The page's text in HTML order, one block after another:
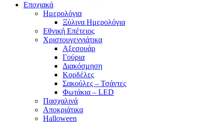
Εποχιακά
Ημερολόγια
Ξύλινα Ημερολόγια
Εθνική Επέτειος
Χριστουγεννιάτικα
Αξεσουάρ
Γούρια
Διακόσμηση
Κορδέλες
Σακούλες – Τσάντες
Φωτάκια – LED
Πασχαλινά
Αποκριάτικα
Halloween